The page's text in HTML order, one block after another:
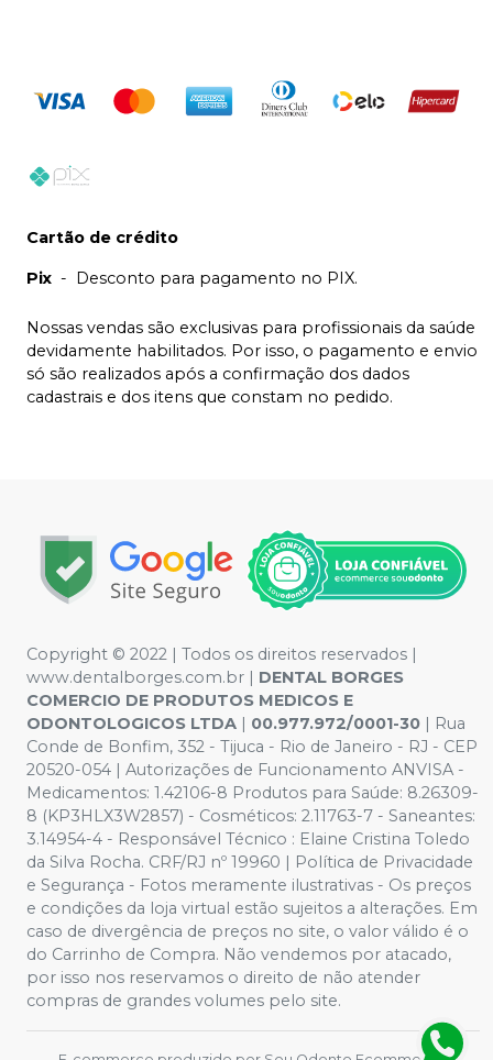
Cartão de crédito
Pix - Desconto para pagamento no PIX.
Nossas vendas são exclusivas para profissionais da saúde
devidamente habilitados. Por isso, o pagamento e envio
só são realizados após a confirmação dos dados
cadastrais e dos itens que constam no pedido.
Copyright © 2022 | Todos os direitos reservados |
www.dentalborges.com.br | DENTAL BORGES
COMERCIO DE PRODUTOS MEDICOS E
ODONTOLOGICOS LTDA | 00.977.972/0001-30 | Rua
Conde de Bonfim, 352 - Tijuca - Rio de Janeiro - RJ - CEP
20520-054 | Autorizações de Funcionamento ANVISA -
Medicamentos: 1.42106-8 Produtos para Saúde: 8.26309-
8 (KP3HLX3W2857) - Cosméticos: 2.11763-7 - Saneantes:
3.14954-4 - Responsável Técnico : Elaine Cristina Toledo
da Silva Rocha. CRF/RJ nº 19960 | Política de Privacidade
e Segurança - Fotos meramente ilustrativas - Os preços
e condições da loja virtual estão sujeitos a alterações. Em
caso de divergência de preços no site, o valor válido é o
do Carrinho de Compra. Não vendemos por atacado,
por isso nos reservamos o direito de não atender
compras de grandes volumes pelo site.